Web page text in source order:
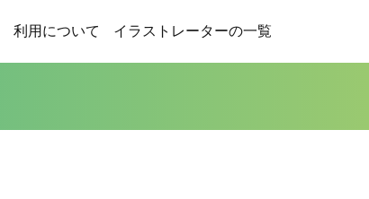
利用について イラストレーターの一覧